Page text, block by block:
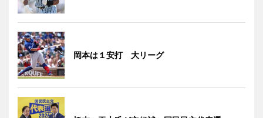
岡本は１安打 大リーグ